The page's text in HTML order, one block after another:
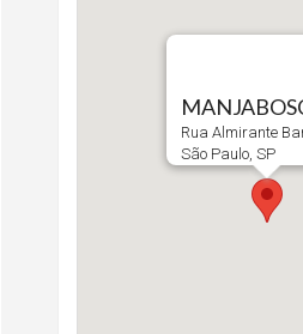
Rua Almirante
São Paulo, SP